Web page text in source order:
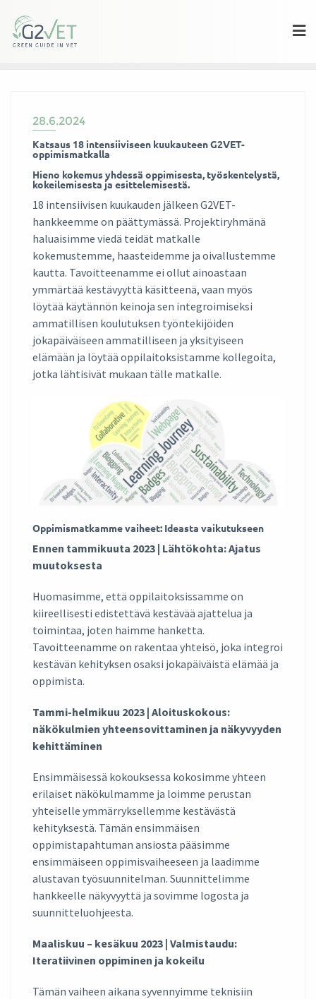
content
28.6.2024
Katsaus 18 intensiiviseen kuukauteen G2VET-
oppimismatkalla
Hieno kokemus yhdessä oppimisesta, työskentelystä,
kokeilemisesta ja esittelemisestä.
18 intensiivisen kuukauden jälkeen G2VET-
hankkeemme on päättymässä. Projektiryhmänä
haluaisimme viedä teidät matkalle
kokemustemme, haasteidemme ja oivallustemme
kautta. Tavoitteenamme ei ollut ainoastaan
ymmärtää kestävyyttä käsitteenä, vaan myös
löytää käytännön keinoja sen integroimiseksi
ammatillisen koulutuksen työntekijöiden
jokapäiväiseen ammatilliseen ja yksityiseen
elämään ja löytää oppilaitoksistamme kollegoita,
jotka lähtisivät mukaan tälle matkalle.
Oppimismatkamme vaiheet: Ideasta vaikutukseen
Ennen tammikuuta 2023 | Lähtökohta: Ajatus
muutoksesta
Huomasimme, että oppilaitoksissamme on
kiireellisesti edistettävä kestävää ajattelua ja
toimintaa, joten haimme hanketta.
Tavoitteenamme on rakentaa yhteisö, joka integroi
kestävän kehityksen osaksi jokapäiväistä elämää ja
oppimista.
Tammi-helmikuu 2023 | Aloituskokous:
näkökulmien yhteensovittaminen ja näkyvyyden
kehittäminen
Ensimmäisessä kokouksessa kokosimme yhteen
erilaiset näkökulmamme ja loimme perustan
yhteiselle ymmärryksellemme kestävästä
kehityksestä. Tämän ensimmäisen
oppimistapahtuman ansiosta pääsimme
ensimmäiseen oppimisvaiheeseen ja laadimme
alustavan työsuunnitelman. Suunnittelimme
hankkeelle näkyvyyttä ja sovimme logosta ja
suunnitteluohjeesta.
Maaliskuu – kesäkuu 2023 | Valmistaudu:
Iteratiivinen oppiminen ja kokeilu
Tämän vaiheen aikana syvennyimme teknisiin